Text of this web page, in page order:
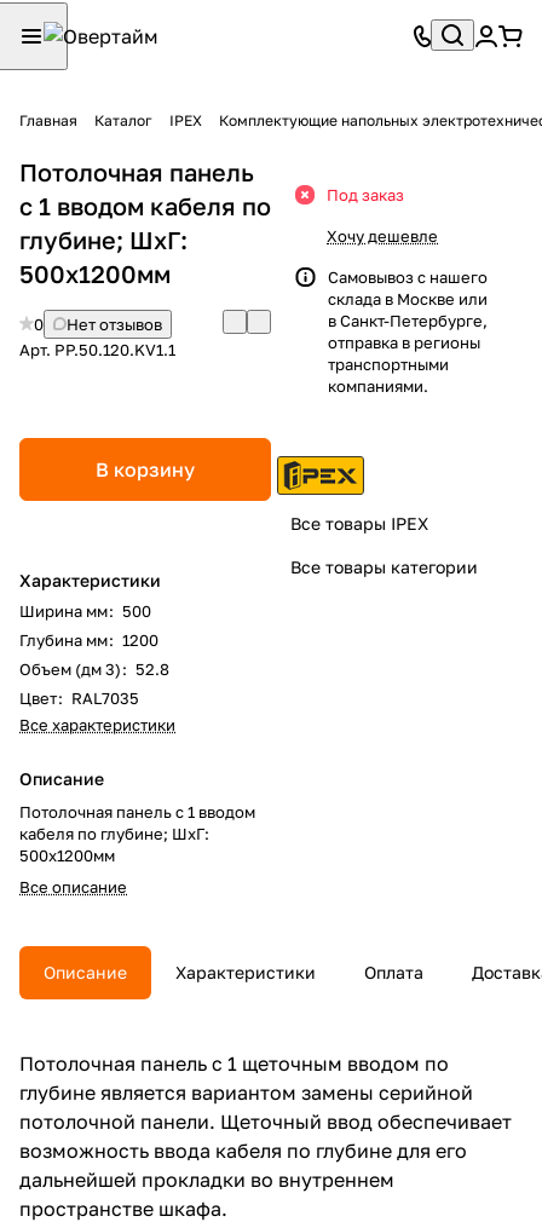
Главная Каталог IPEX Комплектующие напольных
Потолочная панель
с 1 вводом кабеля по
глубине; ШхГ:
500х1200мм
0
Нет отзывов
Арт. PP.50.120.KV1.1
В корзину
Характеристики
Ширина мм: 500
Глубина мм: 1200
Объем (дм 3): 52.8
Цвет: RAL7035
Все характеристики
Описание
Потолочная панель с 1 вводом
кабеля по глубине; ШхГ:
500х1200мм
Все описание
Под заказ
Хочу дешевле
Самовывоз с нашего
склада в Москве или
в Санкт-Петербурге,
отправка в регионы
транспортными
компаниями.
Все товары IPEX
Все товары категории
Описание Характеристики Оплата
Потолочная панель с 1 щеточным вводом по
глубине является вариантом замены серийной
потолочной панели. Щеточный ввод обеспечивает
возможность ввода кабеля по глубине для его
дальнейшей прокладки во внутреннем
пространстве шкафа.